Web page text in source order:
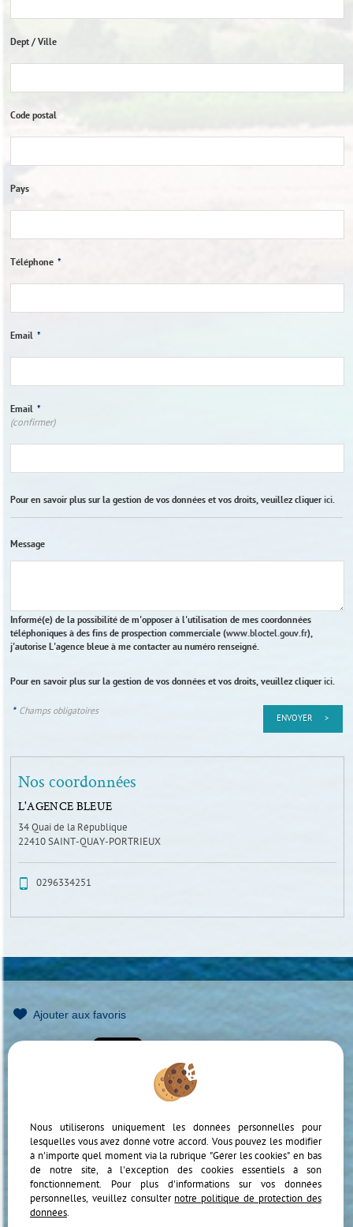
Dept / Ville
Code postal
Pays
Téléphone *
Email *
Email *
(confirmer)
Pour en savoir plus sur la gestion de vos données et vos droits, veuillez cliquerici.
Message
Informé(e) de la possibilité de m'opposer à l'utilisation de mes coordonnées
téléphoniques à des fins de prospection commerciale (www.bloctel.gouv.fr),
j'autorise L'agence bleue à me contacter au numéro renseigné.
Pour en savoir plus sur la gestion de vos données et vos droits, veuillez cliquerici.
* Champs obligatoires
Nos coordonnées
L'AGENCE BLEUE
34 Quai de la République
22410SAINT-QUAY-PORTRIEUX
0296334251
Ajouter aux favoris
Politique de protection des données
Accès Propriétaire
Nous utiliserons uniquement les données personnelles pour
lesquelles vous avez donné votre accord. Vous pouvez les modifier
à n'importe quel moment via la rubrique "Gérer les cookies" en bas
de notre site, à l'exception des cookies essentiels à son
fonctionnement. Pour plus d'informations sur vos données
personnelles, veuillez consulter notre politique de protection des
données.